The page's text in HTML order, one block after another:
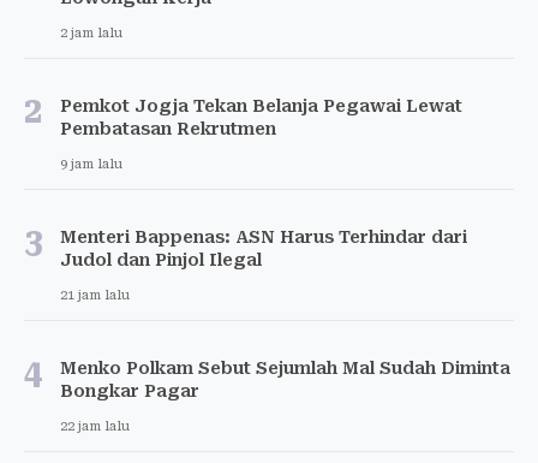
2 jam lalu
2
Pemkot Jogja Tekan Belanja Pegawai Lewat
Pembatasan Rekrutmen
9 jam lalu
3
Menteri Bappenas: ASN Harus Terhindar dari
Judol dan Pinjol Ilegal
21 jam lalu
4
Menko Polkam Sebut Sejumlah Mal Sudah Diminta
Bongkar Pagar
22 jam lalu